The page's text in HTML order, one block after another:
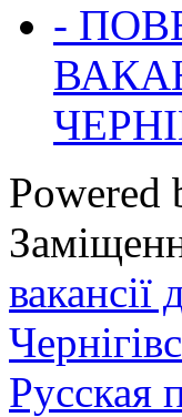
-
Powered
Русская